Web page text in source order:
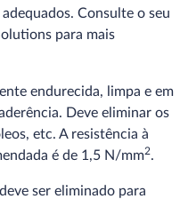
Consulte o seu
para mais
endurecida, limpa e em
Deve eliminar os
etc. A resistência à
é de 1,5 N/mm2.
ser eliminado para